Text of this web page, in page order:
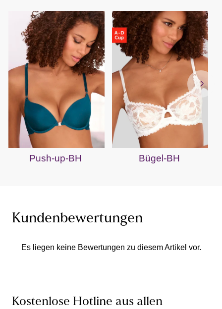
Push-up-BH Bügel-BH
Kundenbewertungen
Es liegen keine Bewertungen zu diesem Artikel vor.
Kostenlose Hotline aus allen